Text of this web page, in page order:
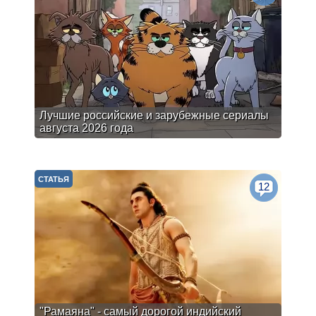
Лучшие российские и зарубежные сериалы
августа 2026 года
"Рамаяна" - самый дорогой индийский
СТАТЬЯ
12